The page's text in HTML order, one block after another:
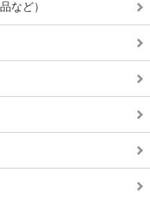
など）